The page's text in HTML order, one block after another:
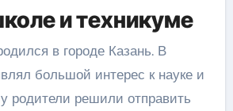
и техникуме
в городе Казань. В
большой интерес к науке и
родители решили отправить